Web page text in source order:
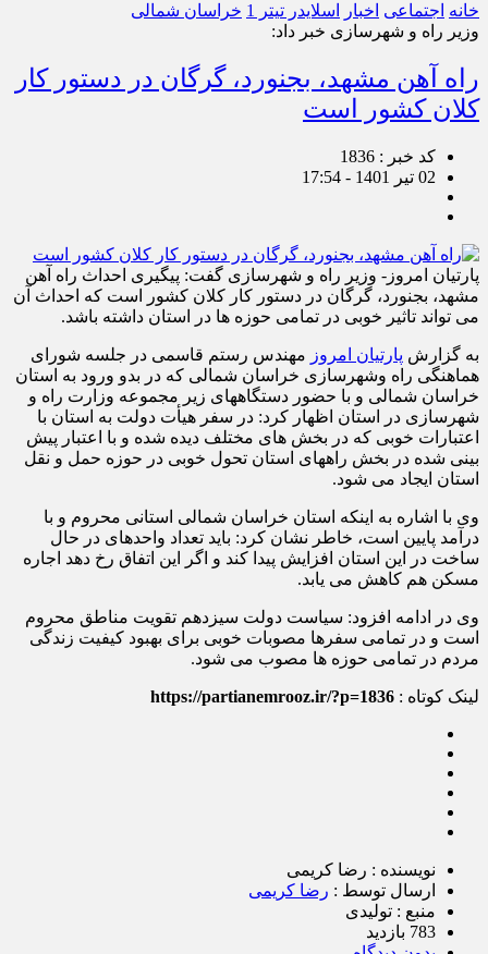
خانه اجتماعی اخبار اسلایدر تیتر 1
خراسان شمالی
وزیر راه و شهرسازی خبر داد:
راه آهن مشهد، بجنورد، گرگان در دستور کار
کلان کشور است
کد خبر : 1836
02 تیر 1401 - 17:54
پارتیان امروز- وزیر راه و شهرسازی گفت: پیگیری احداث راه آهن
مشهد، بجنورد، گرگان در دستور کار کلان کشور است که احداث آن
می تواند تاثیر خوبی در تمامی حوزه ها در استان داشته باشد.
به گزارش پارتیان امروز مهندس رستم قاسمی در جلسه شورای
هماهنگی راه وشهرسازی خراسان شمالی که در بدو ورود به استان
خراسان شمالی و با حضور دستگاههای زیر مجموعه وزارت راه و
شهرسازی در استان اظهار کرد: در سفر هیأت دولت به استان با
اعتبارات خوبی که در بخش های مختلف دیده شده و با اعتبار پیش
بینی شده در بخش راههای استان تحول خوبی در حوزه حمل و نقل
استان ایجاد می شود.
وی با اشاره به اینکه استان خراسان شمالی استانی محروم و با
درآمد پایین است، خاطر نشان کرد: باید تعداد واحدهای در حال
ساخت در این استان افزایش پیدا کند و اگر این اتفاق رخ دهد اجاره
مسکن هم کاهش می یابد.
وی در ادامه افزود: سیاست دولت سیزدهم تقویت مناطق محروم
است و در تمامی سفرها مصوبات خوبی برای بهبود کیفیت زندگی
مردم در تمامی حوزه ها مصوب می شود.
لینک کوتاه : https://partianemrooz.ir/?p=1836
نویسنده : رضا کریمی
ارسال توسط : رضا کریمی
منبع : تولیدی
783 بازدید